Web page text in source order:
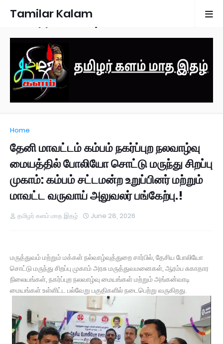
Tamilar Kalam
Monthly Magazine
Home
தேனி மாவட்டம் கம்பம் நகர்ப்புற நலவாழ்வு
மையத்தில் போலியோ சொட்டு மருந்து சிறப்பு
முகாம்: கம்பம் சட்டமன்ற உறுப்பினர் மற்றும்
மாவட்ட வருவாய் அலுவலர் பங்கேற்பு.!
தமிழர் களம் மாத இதழ் June 28, 2026
மருத்துவம் மற்றும் மக்கள் நல்வாழ்வுத்துறை சார்பில், தேசிய போலியோ
சொட்டு மருந்து சிறப்பு முகாம் அரசு மருத்துவமனைகள், ஆரம்ப சுகாதார
நிலையங்கள், நகர்ப்புற நலவாழ்வு மையங்கள் மற்றும் அங்கன்வாடி
மையங்கள் உள்ளிட்ட பல்வேறு பகுதிகளில் நடைபெற்று வருகிறது.